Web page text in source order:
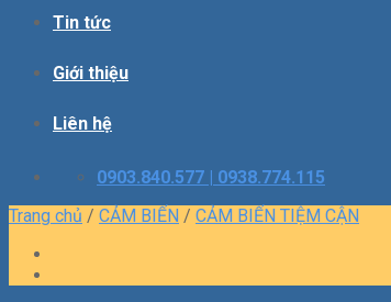
Tin tức
Giới thiệu
Liên hệ
0903.840.577 | 0938.774.115
Trang chủ / CẢM BIẾN / CẢM BIẾN TIỆM CẬN